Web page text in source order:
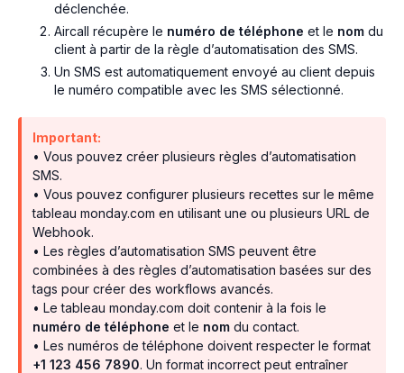
déclenchée.
Aircall récupère le numéro de téléphone et le nom du
client à partir de la règle d’automatisation des SMS.
Un SMS est automatiquement envoyé au client depuis
le numéro compatible avec les SMS sélectionné.
Important:
• Vous pouvez créer plusieurs règles d’automatisation
SMS.
• Vous pouvez configurer plusieurs recettes sur le même
tableau monday.com en utilisant une ou plusieurs URL de
Webhook.
• Les règles d’automatisation SMS peuvent être
combinées à des règles d’automatisation basées sur des
tags pour créer des workflows avancés.
• Le tableau monday.com doit contenir à la fois le
numéro de téléphone et le nom du contact.
• Les numéros de téléphone doivent respecter le format
+1 123 456 7890. Un format incorrect peut entraîner